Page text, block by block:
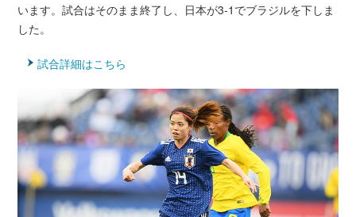
います。試合はそのまま終了し、日本が3-1でブラジルを下しま
した。
試合詳細はこちら